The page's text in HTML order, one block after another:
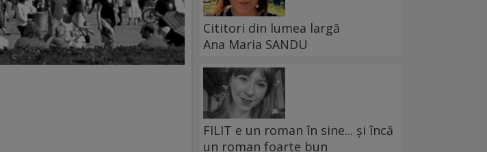
Cititori din lumea largă
Ana Maria SANDU
FILIT e un roman în sine... și încă
un roman foarte bun